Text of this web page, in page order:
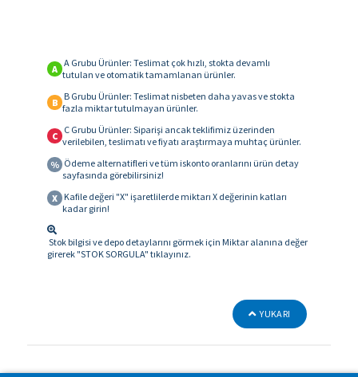
A A Grubu Ürünler: Teslimat çok hızlı, stokta devamlı
tutulan ve otomatik tamamlanan ürünler.
B B Grubu Ürünler: Teslimat nisbeten daha yavas ve stokta
fazla miktar tutulmayan ürünler.
C C Grubu Ürünler: Siparişi ancak teklifimiz üzerinden
verilebilen, teslimatı ve fiyatı araştırmaya muhtaç ürünler.
% Ödeme alternatifleri ve tüm iskonto oranlarını ürün detay
sayfasında görebilirsiniz!
X Kafile değeri "X" işaretlilerde miktarı X değerinin katları
kadar girin!
Stok bilgisi ve depo detaylarını görmek için Miktar alanına değer
girerek "STOK SORGULA" tıklayınız.
YUKARI